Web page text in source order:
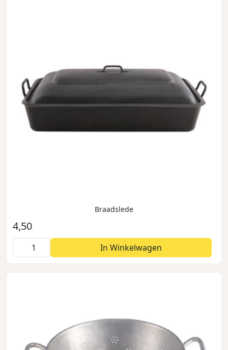
Braadslede
4,50
In Winkelwagen